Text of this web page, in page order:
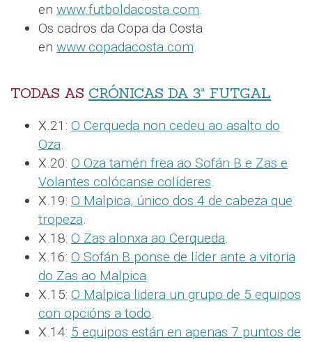
en www.futboldacosta.com.
Os cadros da Copa da Costa
en www.copadacosta.com.
TODAS AS CRÓNICAS DA 3ª FUTGAL
X.21: O Cerqueda non cedeu ao asalto do
Oza.
X.20: O Oza tamén frea ao Sofán B e Zas e
Volantes colócanse colíderes.
X.19: O Malpica, único dos 4 de cabeza que
tropeza.
X.18: O Zas alonxa ao Cerqueda.
X.16: O Sofán B ponse de líder ante a vitoria
do Zas ao Malpica.
X.15: O Malpica lidera un grupo de 5 equipos
con opcións a todo.
X.14: 5 equipos están en apenas 7 puntos de